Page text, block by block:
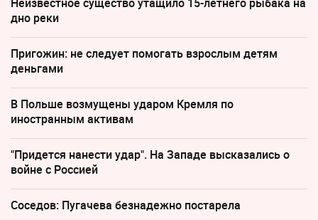
дно реки
Пригожин: не следует помогать взрослым детям
деньгами
В Польше возмущены ударом Кремля по
иностранным активам
"Придется нанести удар". На Западе высказались о
войне с Россией
Соседов: Пугачева безнадежно постарела